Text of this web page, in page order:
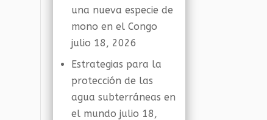
una nueva especie de
mono en el Congo
julio 18, 2026
Estrategias para la
protección de las
agua subterráneas en
el mundo julio 18,